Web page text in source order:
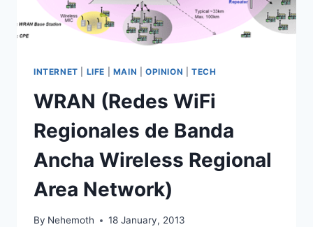
INTERNET LIFE MAIN OPINION TECH
WRAN (Redes WiFi
Regionales de Banda
Ancha Wireless Regional
Area Network)
By Nehemoth 18 January, 2013